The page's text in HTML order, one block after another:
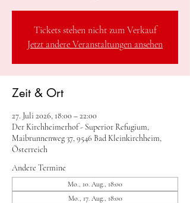
Tickets stehen nicht zum Verkauf
Jetzt andere Veranstaltungen ansehen
Zeit & Ort
27. Juli 2026, 18:00 – 22:00
Der Kirchheimerhof - Superior Refugium,
Maibrunnenweg 37, 9546 Bad Kleinkirchheim,
Österreich
Andere Termine
Mo., 10. Aug., 18:00
Mo., 17. Aug., 18:00